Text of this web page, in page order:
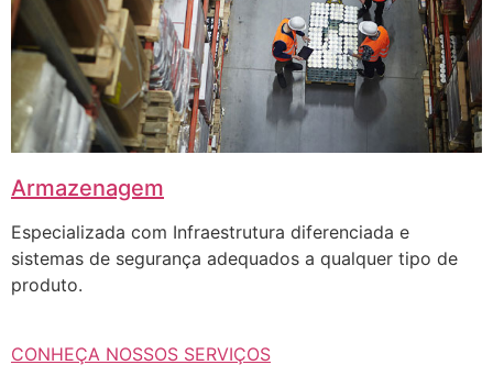
Armazenagem
Especializada com Infraestrutura diferenciada e
sistemas de segurança adequados a qualquer tipo de
produto.
CONHEÇA NOSSOS SERVIÇOS